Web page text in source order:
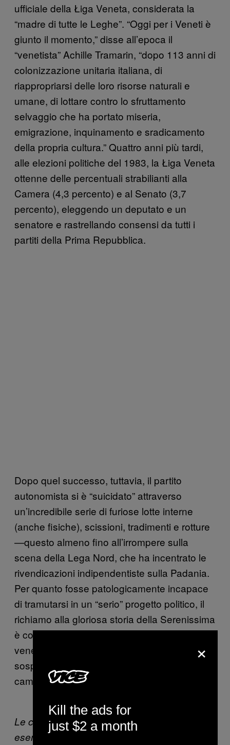
ufficiale della Łiga Veneta, considerata la
“madre di tutte le Leghe”. “Oggi per i Veneti è
giunto il momento,” disse all’epoca il
“venetista” Achille Tramarin, “dopo 113 anni di
colonizzazione unitaria italiana, di
riappropriarsi delle loro risorse naturali e
umane, di lottare contro lo sfruttamento
selvaggio che ha portato miseria,
emigrazione, inquinamento e sradicamento
della propria cultura.” Quattro anni più tardi,
alle elezioni politiche del 1983, la Łiga Veneta
ottenne delle percentuali strabilianti alla
Camera (4,3 percento) e al Senato (3,7
percento), eleggendo un deputato e un
senatore e rastrellando consensi da tutti i
partiti della Prima Repubblica.
Dopo quel successo, tuttavia, il partito
autonomista si è “suicidato” attraverso
un’incredibile serie di furiose lotte interne
(anche fisiche), scissioni, tradimenti e rotture
—questo almeno fino all’irrompere sulla
scena della Lega Nord, che ha incentrato le
rivendicazioni indipendentiste sulla Padania.
Per quanto fosse patologicamente incapace
di tramutarsi in un “serio” progetto politico, il
richiamo alla gloriosa storia della Serenissima
è continuato a riecheggiare nella provincia
veneta più profonda, quella perennemente
sospesa tra capannoni, stakanovismo e
campagne.
Le campagne della provincia di Verona, per
esempio.
×
Kill the ads for
just $2 a month